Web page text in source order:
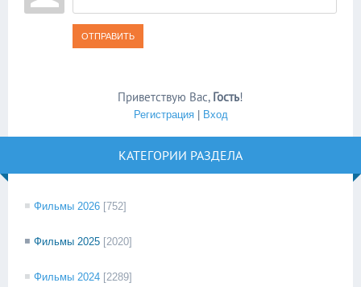
ОТПРАВИТЬ
Приветствую Вас, Гость!
Регистрация| Вход
КАТЕГОРИИ РАЗДЕЛА
Фильмы 2026 [752]
Фильмы 2025 [2020]
Фильмы 2024 [2289]